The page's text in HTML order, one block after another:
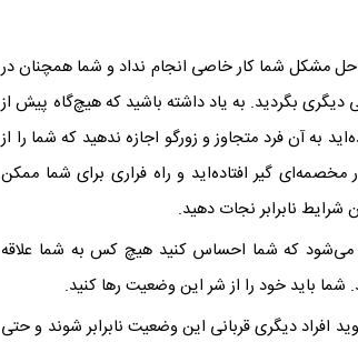
مشکل شما کار خاصی انجام نداد و شما همچنان در
بگردید. به یاد داشته باشید که هیچ‌گاه پیش از
به آن فرد متجاوز و زورگو اجازه ندهید که شما را از
گیر افتاده‌اید و راه فراری برای شما ممکن
شرایط نابرابر نجات دهید.
می‌شود که شما احساس کنید هیچ کس به شما علاقه
شما باید خود را از شر این وضعیت رها کنید.
افراد دیگری قربانی این وضعیت نابرابر شوند و حتی